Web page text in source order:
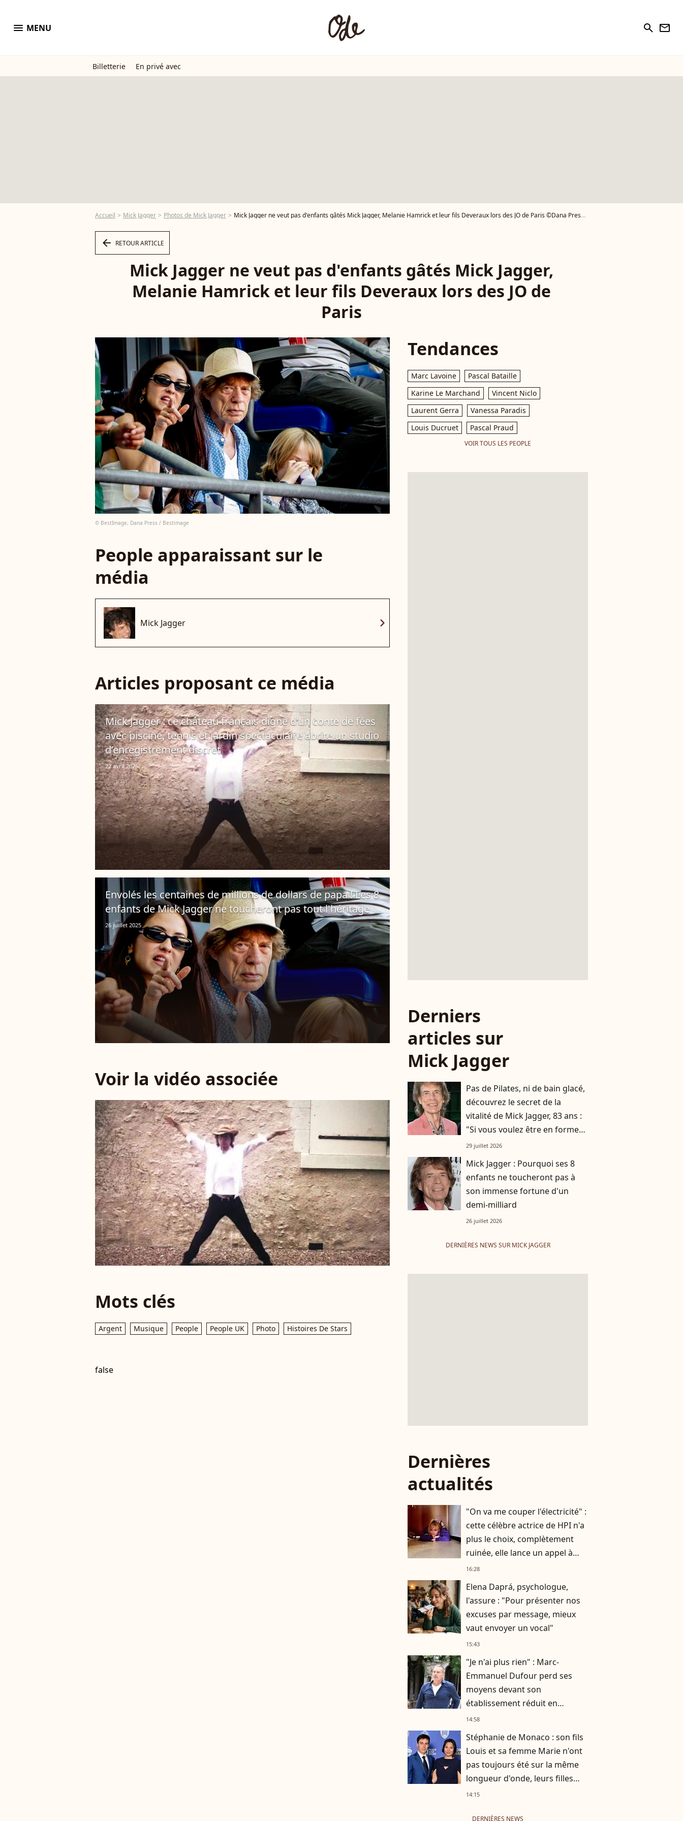
menu MENU search newsletter
Billetterie En privé avec
Accueil Mick Jagger Photos de Mick Jagger Mick Jagger ne veut pas d'enfants gâtés Mick Jagger, Melanie Hamrick et leur fils Deveraux lors des JO de Paris ©Dana Press / Bestimage - Photo
arrow_left RETOUR ARTICLE
Mick Jagger ne veut pas d'enfants gâtés Mick Jagger,
Melanie Hamrick et leur fils Deveraux lors des JO de
Paris
© BestImage, Dana Press / Bestimage
People apparaissant sur le
média
Mick Jagger chevron_right
Articles proposant ce média
Mick Jagger : ce château français digne d’un conte de fées
avec piscine, tennis et jardin spectaculaire abrite un studio
d’enregistrement discret
22 avril 2026
Envolés les centaines de millions de dollars de papa ! Les 8
enfants de Mick Jagger ne toucheront pas tout l'héritage
26 juillet 2025
Voir la vidéo associée
Mots clés
Argent Musique People People UK Photo Histoires De Stars
false
Tendances
Marc Lavoine
Pascal Bataille
Karine Le Marchand
Vincent Niclo
Laurent Gerra
Vanessa Paradis
Louis Ducruet
Pascal Praud
VOIR TOUS LES PEOPLE
Derniers
articles sur
Mick Jagger
Pas de Pilates, ni de bain glacé,
découvrez le secret de la
vitalité de Mick Jagger, 83 ans :
"Si vous voulez être en forme
et vivre longtemps, vous ne
29 juillet 2026
Mick Jagger : Pourquoi ses 8
enfants ne toucheront pas à
son immense fortune d'un
demi-milliard
26 juillet 2026
DERNIÈRES NEWS SUR MICK JAGGER
Dernières
actualités
"On va me couper l'électricité" :
cette célèbre actrice de HPI n'a
plus le choix, complètement
ruinée, elle lance un appel à
l'aide
16:28
Elena Daprá, psychologue,
l'assure : "Pour présenter nos
excuses par message, mieux
vaut envoyer un vocal"
15:43
"Je n'ai plus rien" : Marc-
Emmanuel Dufour perd ses
moyens devant son
établissement réduit en
cendres
14:58
Stéphanie de Monaco : son fils
Louis et sa femme Marie n'ont
pas toujours été sur la même
longueur d'onde, leurs filles
concernées
14:15
DERNIÈRES NEWS